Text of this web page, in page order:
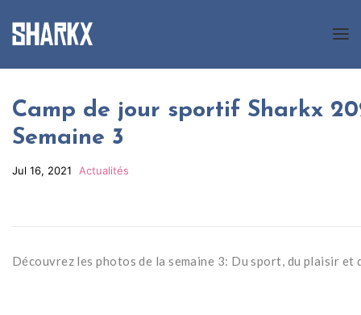
A Propos
Nos programmes
Nouvelles
Camp de jour sportif Sharkx
Semaine 3
Jul 16, 2021 Actualités
Découvrez les photos de la semaine 3: Du sport, du plaisir et